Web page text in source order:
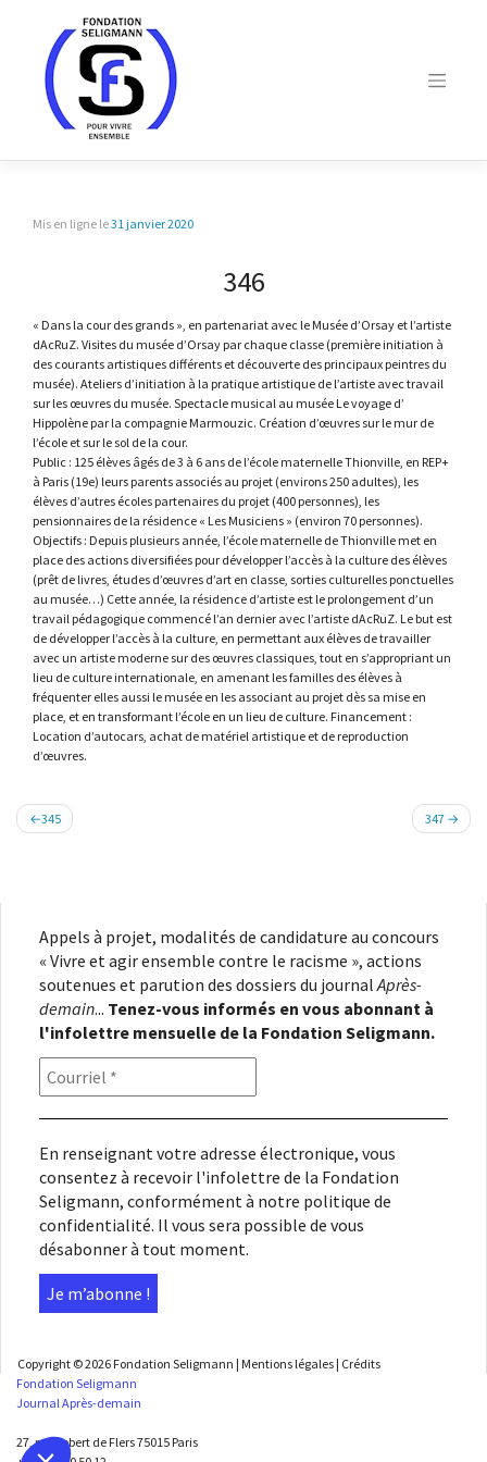
Mis en ligne le31 janvier 2020
346
« Dans la cour des grands », en partenariat avec le Musée d’Orsay et l’artiste
dAcRuZ. Visites du musée d’Orsay par chaque classe (première initiation à
des courants artistiques différents et découverte des principaux peintres du
musée). Ateliers d’initiation à la pratique artistique de l’artiste avec travail
sur les œuvres du musée. Spectacle musical au musée Le voyage d’
Hippolène par la compagnie Marmouzic. Création d’œuvres sur le mur de
l’école et sur le sol de la cour.
Public : 125 élèves âgés de 3 à 6 ans de l’école maternelle Thionville, en REP+
à Paris (19e) leurs parents associés au projet (environs 250 adultes), les
élèves d’autres écoles partenaires du projet (400 personnes), les
pensionnaires de la résidence « Les Musiciens » (environ 70 personnes).
Objectifs : Depuis plusieurs année, l’école maternelle de Thionville met en
place des actions diversifiées pour développer l’accès à la culture des élèves
(prêt de livres, études d’œuvres d’art en classe, sorties culturelles ponctuelles
au musée…) Cette année, la résidence d’artiste est le prolongement d’un
travail pédagogique commencé l’an dernier avec l’artiste dAcRuZ. Le but est
de développer l’accès à la culture, en permettant aux élèves de travailler
avec un artiste moderne sur des œuvres classiques, tout en s’appropriant un
lieu de culture internationale, en amenant les familles des élèves à
fréquenter elles aussi le musée en les associant au projet dès sa mise en
place, et en transformant l’école en un lieu de culture. Financement :
Location d’autocars, achat de matériel artistique et de reproduction
d’œuvres.
Navigation
de
345 347
Appels à projet, modalités de candidature au concours
« Vivre et agir ensemble contre le racisme », actions
soutenues et parution des dossiers du journalAprès-
demain... Tenez-vous informés en vous abonnant à
l'infolettre mensuelle de la Fondation Seligmann.
En renseignant votre adresse électronique, vous
consentez à recevoir l'infolettre de la Fondation
Seligmann, conformément à notre politique de
confidentialité. Il vous sera possible de vous
désabonner à tout moment.
Copyright © 2026 Fondation Seligmann | Mentions légales | Crédits
Fondation Seligmann
Journal Après-demain
27, rue Robert de Flers 75015 Paris